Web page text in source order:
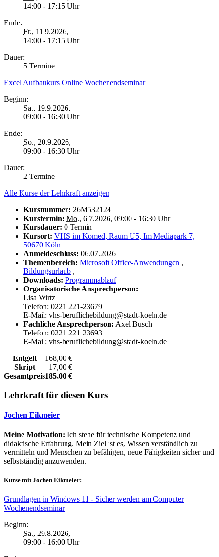
14:00 - 17:15 Uhr
Ende:
Fr., 11.9.2026,
14:00 - 17:15 Uhr
Dauer:
5 Termine
Excel Aufbaukurs Online Wochenendseminar
Beginn:
Sa., 19.9.2026,
09:00 - 16:30 Uhr
Ende:
So., 20.9.2026,
09:00 - 16:30 Uhr
Dauer:
2 Termine
Alle Kurse der Lehrkraft anzeigen
Kursnummer: 26M532124
Kurstermin: Mo., 6.7.2026, 09:00 - 16:30 Uhr
Kursdauer: 0 Termin
Kursort: VHS im Komed, Raum U5, Im Mediapark 7,
50670 Köln
Anmeldeschluss: 06.07.2026
Themenbereich: Microsoft Office-Anwendungen ,
Bildungsurlaub ,
Downloads: Programmablauf
Organisatorische Ansprechperson:
Lisa Wirtz
Telefon: 0221 221-23679
E-Mail: vhs-beruflichebildung@stadt-koeln.de
Fachliche Ansprechperson: Axel Busch
Telefon: 0221 221-23693
E-Mail: vhs-beruflichebildung@stadt-koeln.de
Entgelt
168,00 €
Skript
17,00 €
Gesamtpreis185,00 €
Lehrkraft für diesen Kurs
Jochen Eikmeier
Meine Motivation: Ich stehe für technische Kompetenz und
didaktische Erfahrung. Mein Ziel ist es, Wissen verständlich zu
vermitteln und Menschen zu befähigen, neue Fähigkeiten sicher und
selbstständig anzuwenden.
Kurse mit Jochen Eikmeier:
Grundlagen in Windows 11 - Sicher werden am Computer
Wochenendseminar
Beginn:
Sa., 29.8.2026,
09:00 - 16:00 Uhr